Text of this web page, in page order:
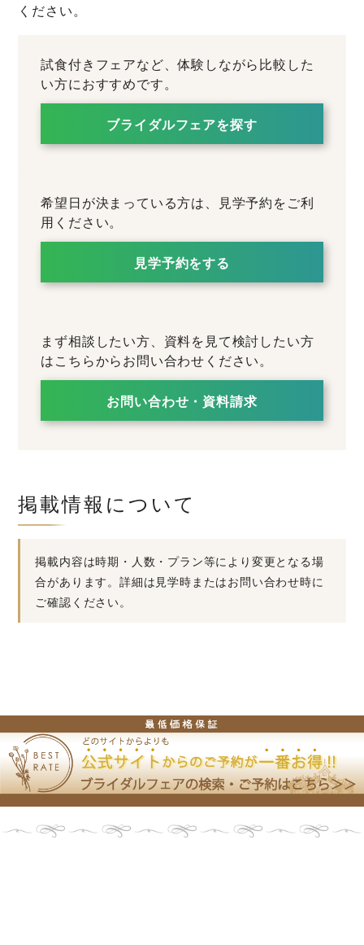
ください。
試食付きフェアなど、体験しながら比較した
い方におすすめです。
ブライダルフェアを探す
希望日が決まっている方は、見学予約をご利
用ください。
見学予約をする
まず相談したい方、資料を見て検討したい方
はこちらからお問い合わせください。
お問い合わせ・資料請求
掲載情報について
掲載内容は時期・人数・プラン等により変更となる場
合があります。詳細は見学時またはお問い合わせ時に
ご確認ください。